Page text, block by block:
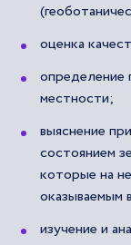
оценка
определение
местности;
выяснение
состоянием
которые на
оказываемым
изучение и